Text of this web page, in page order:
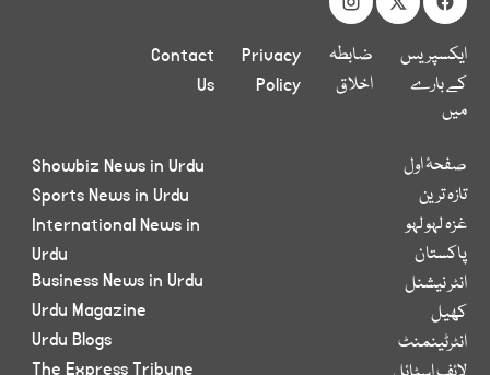
ایکسپریس
کے بارے
میں
ضابطہ
اخلاق
Privacy
Policy
Contact
Us
صفحۂ اول
تازہ ترین
غزہ لہو لہو
پاکستان
انٹر نیشنل
کھیل
انٹرٹینمنٹ
Showbiz News in Urdu
Sports News in Urdu
International News in
Urdu
Business News in Urdu
Urdu Magazine
Urdu Blogs
The Express Tribune